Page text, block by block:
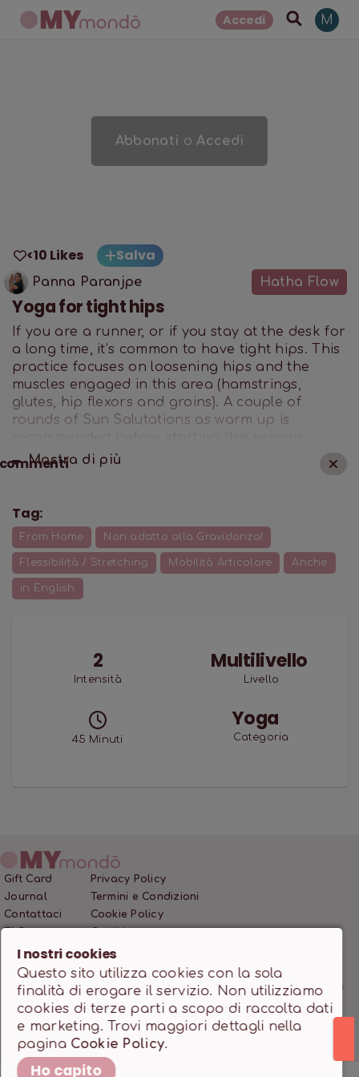
Accedi M
Abbonati oAccedi
<10 Likes Salva
Panna Paranjpe Hatha Flow
Yoga for tight hips
If you are a runner, or if you stay at the desk for
a long time, it’s common to have tight hips. This
practice focuses on loosening hips and the
muscles engaged in this area (hamstrings,
glutes, hip flexors and groins). A couple of
rounds of Sun Salutations as warm up is
Mostra di più
Tag:
From Home Non adatto alla Gravidanza!
Flessibilità / Stretching Mobilità Articolare Anche
in English
2
Intensità
Multilivello
Livello
45 Minuti
Yoga
Categoria
Gift Card
Journal
Contattaci
Privacy Policy
Termini e Condizioni
Cookie Policy
MONDO SSD SRL • P.IVA 12466200966 • Capitale Sociale
10.000,00 €
Powered by milanowebdesignstudio.it
I nostri cookies
Questo sito utilizza cookies con la sola
finalità di erogare il servizio. Non utilizziamo
cookies di terze parti a scopo di raccolta dati
e marketing. Trovi maggiori dettagli nella
pagina Cookie Policy.
Ho capito